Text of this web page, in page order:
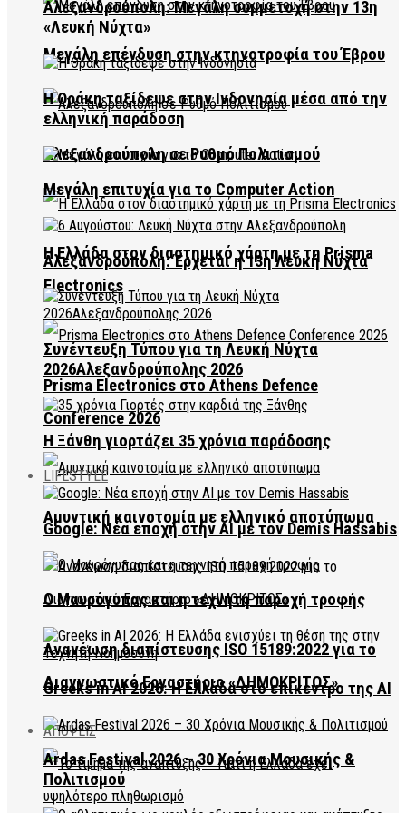
Μεγάλη επένδυση στην κτηνοτροφία του Έβρου
Αλεξανδρούπολη σε Ρυθμό Πολιτισμού
Η Ελλάδα στον διαστημικό χάρτη με τη Prisma
Electronics
Prisma Electronics στο Athens Defence
Conference 2026
Αμυντική καινοτομία με ελληνικό αποτύπωμα
Ανανέωση διαπίστευσης ISO 15189:2022 για το
Διαγνωστικό Εργαστήριο «ΔΗΜΟΚΡΙΤΟΣ»
ΑΠΟΨΕΙΣ
Αλεξανδρούπολη: Μεγάλη συμμετοχή στην 13η
«Λευκή Νύχτα»
Η Θράκη ταξίδεψε στην Ινδονησία μέσα από την
ελληνική παράδοση
Μεγάλη επιτυχία για το Computer Action
Αλεξανδρούπολη: Έρχεται η 13η Λευκή Νύχτα
Συνέντευξη Τύπου για τη Λευκή Νύχτα
2026Αλεξανδρούπολης 2026
Η Ξάνθη γιορτάζει 35 χρόνια παράδοσης
LIFESTYLE
Google: Νέα εποχή στην AI με τον Demis Hassabis
Ο Μαυρόγυπας και η τεχνητή παροχή τροφής
Greeks in AI 2026: Η Ελλάδα στο επίκεντρο της AI
Ardas Festival 2026 – 30 Χρόνια Μουσικής &
Πολιτισμού